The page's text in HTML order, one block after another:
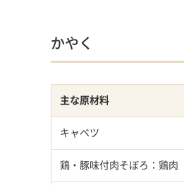
かやく
主な原材料
キャベツ
鶏・豚味付肉そぼろ：鶏肉